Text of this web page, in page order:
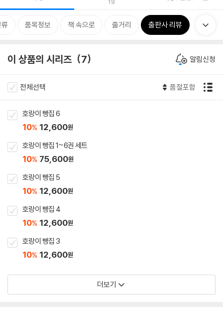
품목정보 책 속으로 줄거리 출판사 리뷰
이 상품의 시리즈 7 알림신청
전체선택 품절포함
호랑이 빵집 6
10% 12,600원
호랑이 빵집 1~6권 세트
10% 75,600원
호랑이 빵집 5
10% 12,600원
호랑이 빵집 4
10% 12,600원
호랑이 빵집 3
10% 12,600원
더보기